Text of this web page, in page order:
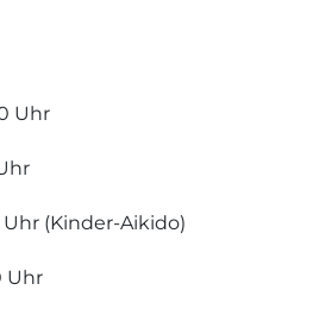
Uhr
Uhr (Kinder-Aikido)
Uhr